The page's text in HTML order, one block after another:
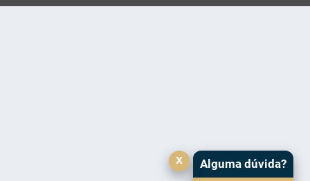
Alguma dúvida?
x